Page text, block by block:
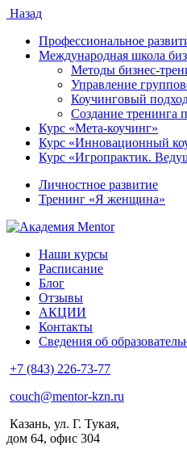
Назад
Профессиональное
Международная школа
Методы бизнес-
Управление
Коучинговый
Создание тренинга
Курс «Мета-коучинг»
Курс «Инновационный
Курс «Игропрактик.
Личностное развитие
Тренинг «Я женщина»
Наши курсы
Расписание
Блог
Отзывы
АКЦИИ
Контакты
Сведения об
+7 (843) 226-73-77
couch@mentor-kzn.ru
Казань, ул. Г. Тукая,
дом 64, офис 304